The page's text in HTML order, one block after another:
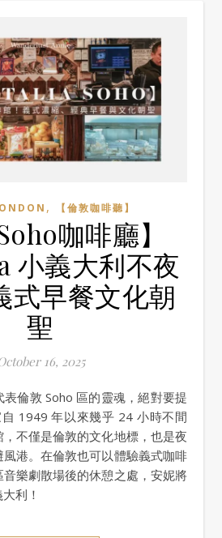
, 【倫敦咖啡聽】
咖啡廳】
小義大利不夜
式早餐文化朝
聖
16, 2025
1949 年以來幾乎 24 小時不間
不僅是倫敦的文化地標，也是夜
港。在倫敦也可以體驗義式咖啡
樂劇散場後的休憩之處，安妮將
利！